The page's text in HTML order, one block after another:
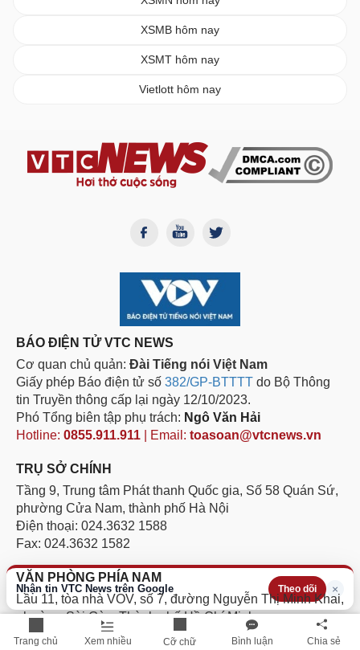
Trang chủ Xem nhiều Cỡ chữ Bình luận Chia sẻ
Nhận tin VTC News trên Google Theo dõi ×
XSMB hôm nay
XSMT hôm nay
Vietlott hôm nay
BÁO ĐIỆN TỬ VTC NEWS
Cơ quan chủ quản: Đài Tiếng nói Việt Nam
Giấy phép Báo điện tử số 382/GP-BTTTT do Bộ Thông
tin Truyền thông cấp lại ngày 12/10/2023.
Phó Tổng biên tập phụ trách: Ngô Văn Hải
Hotline: 0855.911.911 | Email: toasoan@vtcnews.vn
TRỤ SỞ CHÍNH
Tầng 9, Trung tâm Phát thanh Quốc gia, Số 58 Quán Sứ,
phường Cửa Nam, thành phố Hà Nội
Điện thoại: 024.3632 1588
Fax: 024.3632 1582
VĂN PHÒNG PHÍA NAM
Lầu 11, tòa nhà VOV, số 7, đường Nguyễn Thị Minh Khai,
phường Sài Gòn, Thành phố Hồ Chí Minh.
Điện thoại: 028.3811 1705